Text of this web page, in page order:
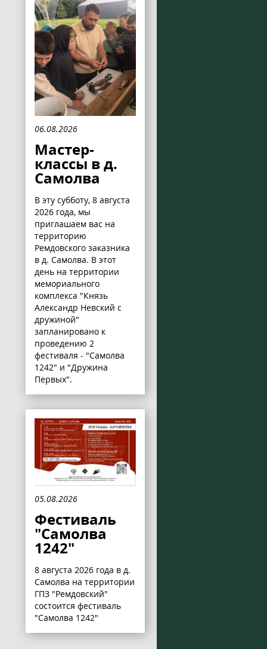
06.08.2026
Мастер-
классы в д.
Самолва
В эту субботу, 8 августа
2026 года, мы
приглашаем вас на
территорию
Ремдовского заказника
в д. Самолва. В этот
день на территории
мемориального
комплекса "Князь
Александр Невский с
дружиной"
запланировано к
проведению 2
фестиваля - "Самолва
1242" и "Дружина
Первых".
05.08.2026
Фестиваль
"Самолва
1242"
8 августа 2026 года в д.
Самолва на территории
ГПЗ "Ремдовский"
состоится фестиваль
"Самолва 1242"